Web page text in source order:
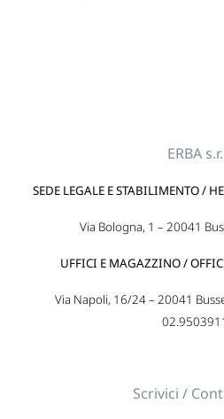
ERBA
SEDE LEGALE E STABILIMENTO /
Via Bologna, 1 – 20041
UFFICI E MAGAZZINO /
Via Napoli, 16/24 – 20041
Scrivici /